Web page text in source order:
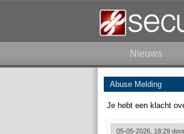
Nieuws
Abuse Melding
Je hebt een klacht
05-05-2026, 18:29